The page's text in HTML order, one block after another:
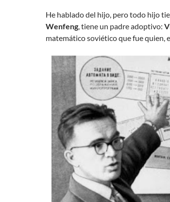
He hablado del hijo, pero todo hijo
Wenfeng, tiene un padre adoptivo:
matemático soviético que fue quien,